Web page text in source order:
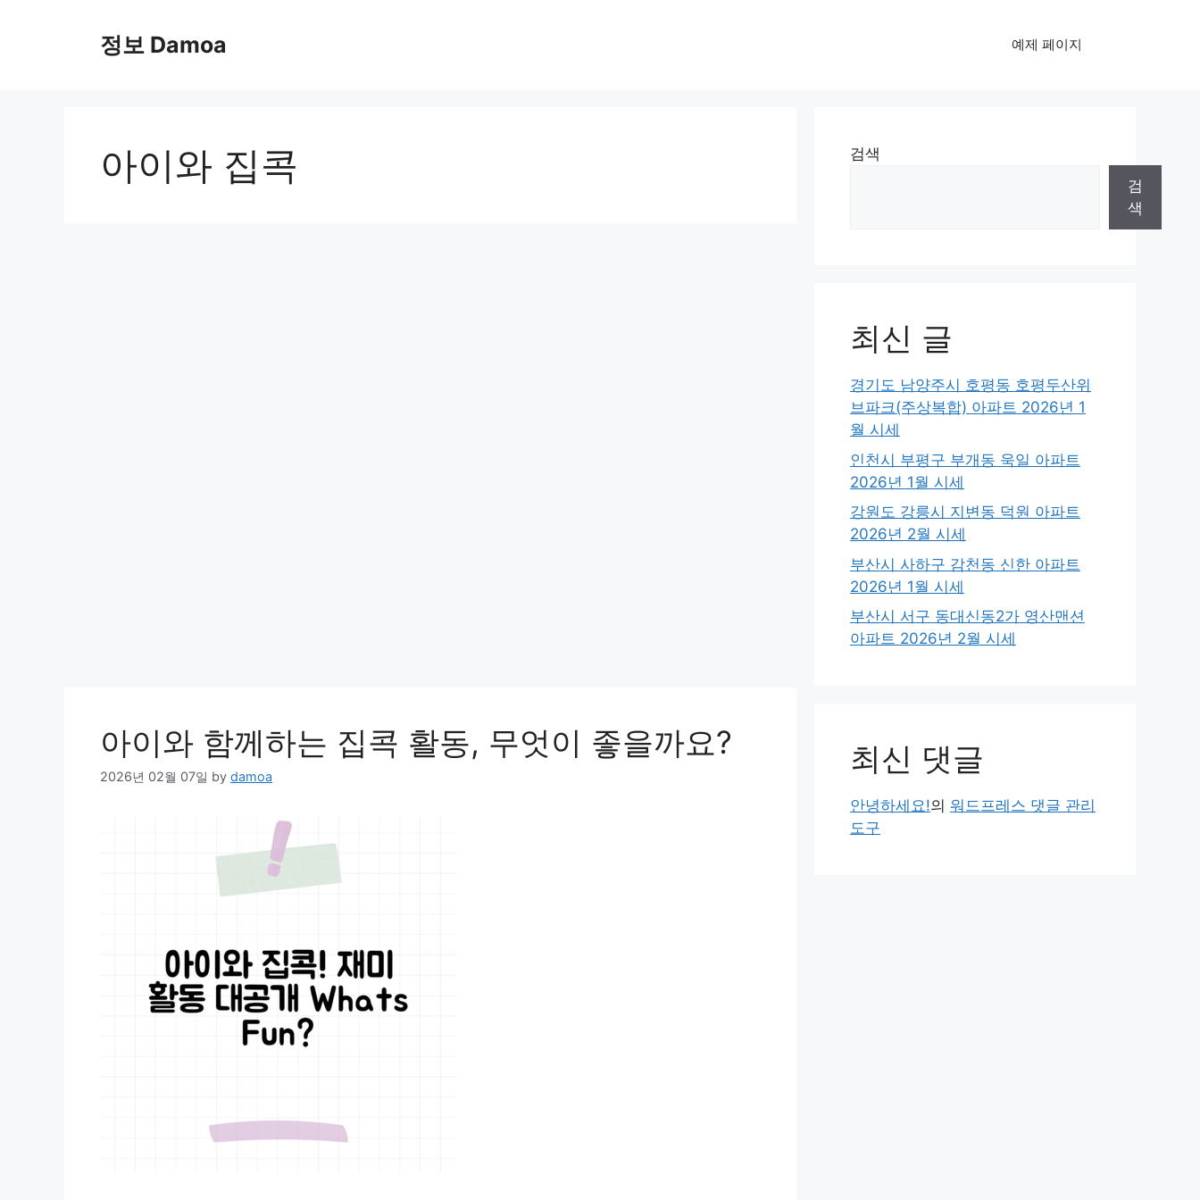
정보 Damoa 예제 페이지
아이와 집콕
아이와 함께하는 집콕 활동, 무엇이 좋을까요?
2026년 02월 07일 by damoa
검색
검
색
최신 글
경기도 남양주시 호평동 호평두산위
브파크(주상복합) 아파트 2026년 1
월 시세
인천시 부평구 부개동 욱일 아파트
2026년 1월 시세
강원도 강릉시 지변동 덕원 아파트
2026년 2월 시세
부산시 사하구 감천동 신한 아파트
2026년 1월 시세
부산시 서구 동대신동2가 영산맨션
아파트 2026년 2월 시세
최신 댓글
안녕하세요!의 워드프레스 댓글 관리
도구